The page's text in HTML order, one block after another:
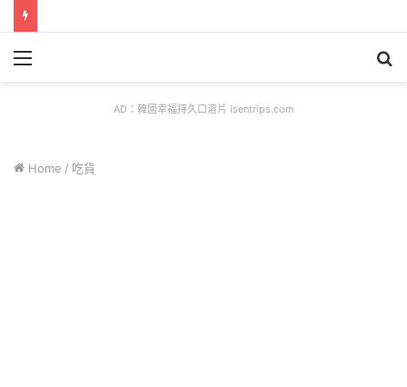
Menu
AD：韓國幸福持久口溶片 isentrips.com
Home / 吃貨